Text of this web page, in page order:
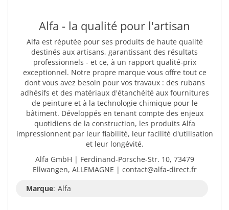
Alfa - la qualité pour l'artisan
Alfa est réputée pour ses produits de haute qualité
destinés aux artisans, garantissant des résultats
professionnels - et ce, à un rapport qualité-prix
exceptionnel. Notre propre marque vous offre tout ce
dont vous avez besoin pour vos travaux : des rubans
adhésifs et des matériaux d'étanchéité aux fournitures
de peinture et à la technologie chimique pour le
bâtiment. Développés en tenant compte des enjeux
quotidiens de la construction, les produits Alfa
impressionnent par leur fiabilité, leur facilité d'utilisation
et leur longévité.
Alfa GmbH | Ferdinand-Porsche-Str. 10, 73479
Ellwangen, ALLEMAGNE | contact@alfa-direct.fr
Marque: Alfa